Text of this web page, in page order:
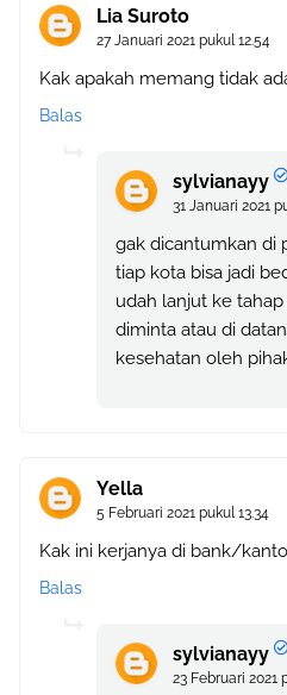
Lia Suroto
27 Januari 2021 pukul 12.54
Kak apakah memang tidak
Balas
sylvianayy
31 Januari 2021
gak dicantumkan di
tiap kota bisa jadi
udah lanjut ke
diminta atau di
kesehatan oleh
Yella
5 Februari 2021 pukul 13.34
Kak ini kerjanya di bank/
Balas
sylvianayy
23 Februari 2021